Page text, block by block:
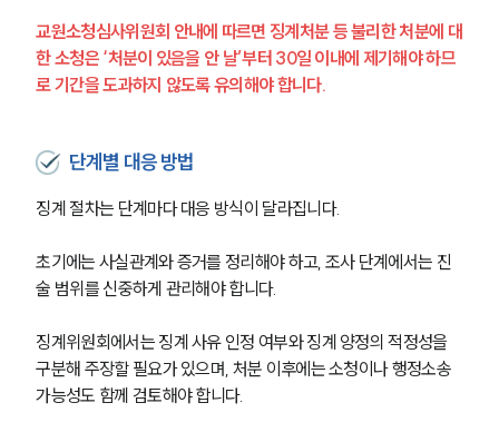
대륜의 강점
오시는 길
고객의 소리
통합검색
업무사례
교원소청심사위원회 안내에 따르면 징계처분 등 불리한 처분에 대
한 소청은 ‘처분이 있음을 안 날’부터 30일 이내에 제기해야 하므
로 기간을 도과하지 않도록 유의해야 합니다.
단계별 대응 방법
징계 절차는 단계마다 대응 방식이 달라집니다.
초기에는 사실관계와 증거를 정리해야 하고, 조사 단계에서는 진
술 범위를 신중하게 관리해야 합니다.
징계위원회에서는 징계 사유 인정 여부와 징계 양정의 적정성을
구분해 주장할 필요가 있으며, 처분 이후에는 소청이나 행정소송
가능성도 함께 검토해야 합니다.